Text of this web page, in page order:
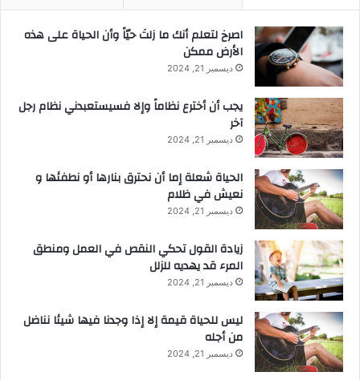
‫اصرخ لتعلم أنك ما زلتَ حيّاً وأن الحياة على هذه
الأرض ممكن
ديسمبر 21, 2024
يجب أن أخترع نظاماً وإلا فسيستعبدني نظام رجل
آخر
ديسمبر 21, 2024
الحياة شعلة إما أن نحترق بنارها أو نطفئها و
نعيش في ظلام
ديسمبر 21, 2024
زيادة القول تحكي النقص في العمل ومنطق
المرء قد يهديه للزلل
ديسمبر 21, 2024
ليس للحياة قيمة إلا إذا وجدنا فيها شيئا نناضل
من أجله
ديسمبر 21, 2024